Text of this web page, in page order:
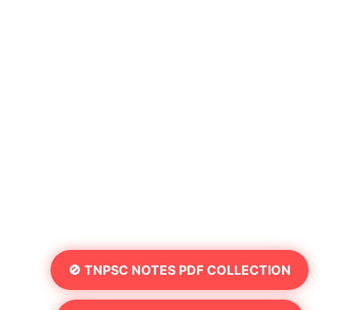
🚫 TNPSC NOTES PDF COLLECTION